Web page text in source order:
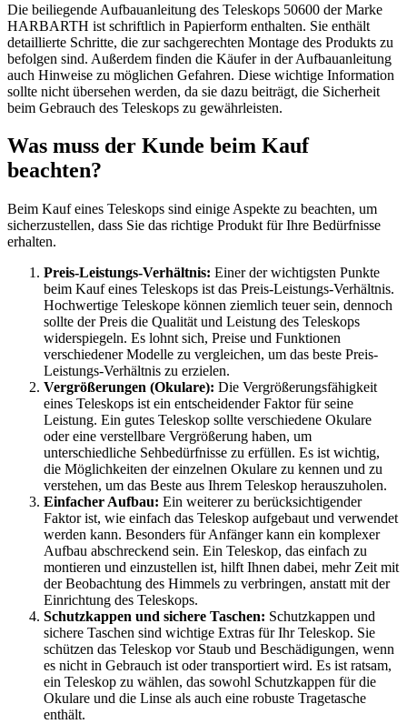
Die beiliegende Aufbauanleitung des Teleskops 50600 der Marke
HARBARTH ist schriftlich in Papierform enthalten. Sie enthält
detaillierte Schritte, die zur sachgerechten Montage des Produkts zu
befolgen sind. Außerdem finden die Käufer in der Aufbauanleitung
auch Hinweise zu möglichen Gefahren. Diese wichtige Information
sollte nicht übersehen werden, da sie dazu beiträgt, die Sicherheit
beim Gebrauch des Teleskops zu gewährleisten.
Was muss der Kunde beim Kauf
beachten?
Beim Kauf eines Teleskops sind einige Aspekte zu beachten, um
sicherzustellen, dass Sie das richtige Produkt für Ihre Bedürfnisse
erhalten.
Preis-Leistungs-Verhältnis: Einer der wichtigsten Punkte
beim Kauf eines Teleskops ist das Preis-Leistungs-Verhältnis.
Hochwertige Teleskope können ziemlich teuer sein, dennoch
sollte der Preis die Qualität und Leistung des Teleskops
widerspiegeln. Es lohnt sich, Preise und Funktionen
verschiedener Modelle zu vergleichen, um das beste Preis-
Leistungs-Verhältnis zu erzielen.
Vergrößerungen (Okulare): Die Vergrößerungsfähigkeit
eines Teleskops ist ein entscheidender Faktor für seine
Leistung. Ein gutes Teleskop sollte verschiedene Okulare
oder eine verstellbare Vergrößerung haben, um
unterschiedliche Sehbedürfnisse zu erfüllen. Es ist wichtig,
die Möglichkeiten der einzelnen Okulare zu kennen und zu
verstehen, um das Beste aus Ihrem Teleskop herauszuholen.
Einfacher Aufbau: Ein weiterer zu berücksichtigender
Faktor ist, wie einfach das Teleskop aufgebaut und verwendet
werden kann. Besonders für Anfänger kann ein komplexer
Aufbau abschreckend sein. Ein Teleskop, das einfach zu
montieren und einzustellen ist, hilft Ihnen dabei, mehr Zeit mit
der Beobachtung des Himmels zu verbringen, anstatt mit der
Einrichtung des Teleskops.
Schutzkappen und sichere Taschen: Schutzkappen und
sichere Taschen sind wichtige Extras für Ihr Teleskop. Sie
schützen das Teleskop vor Staub und Beschädigungen, wenn
es nicht in Gebrauch ist oder transportiert wird. Es ist ratsam,
ein Teleskop zu wählen, das sowohl Schutzkappen für die
Okulare und die Linse als auch eine robuste Tragetasche
enthält.